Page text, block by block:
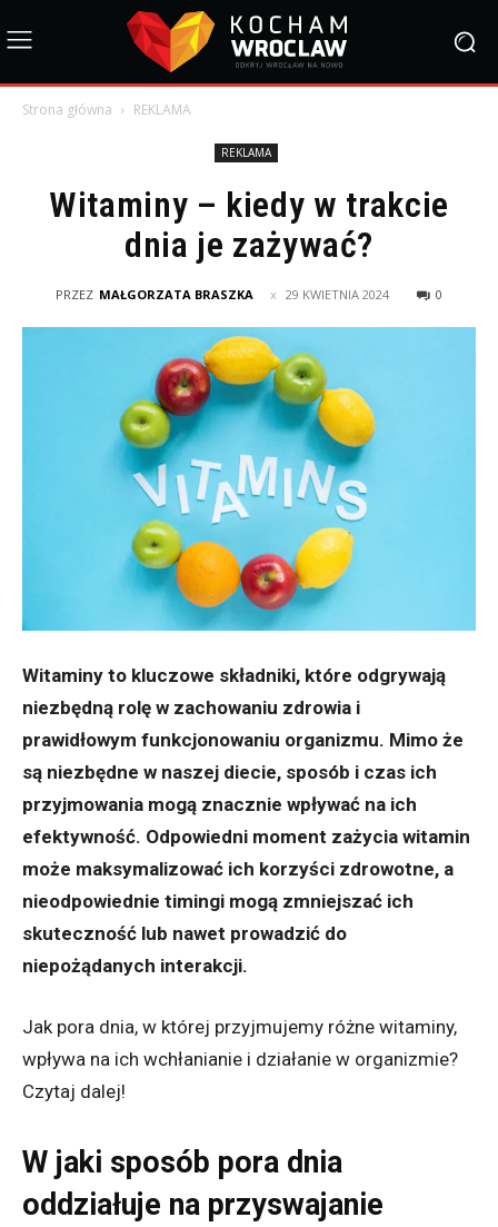
Strona główna REKLAMA
REKLAMA
Witaminy – kiedy w trakcie
dnia je zażywać?
PRZEZ MAŁGORZATA BRASZKA 29 KWIETNIA 2024 0
Witaminy to kluczowe składniki, które odgrywają
niezbędną rolę w zachowaniu zdrowia i
prawidłowym funkcjonowaniu organizmu. Mimo że
są niezbędne w naszej diecie, sposób i czas ich
przyjmowania mogą znacznie wpływać na ich
efektywność. Odpowiedni moment zażycia witamin
może maksymalizować ich korzyści zdrowotne, a
nieodpowiednie timingi mogą zmniejszać ich
skuteczność lub nawet prowadzić do
niepożądanych interakcji.
Jak pora dnia, w której przyjmujemy różne witaminy,
wpływa na ich wchłanianie i działanie w organizmie?
Czytaj dalej!
W jaki sposób pora dnia
oddziałuje na przyswajanie